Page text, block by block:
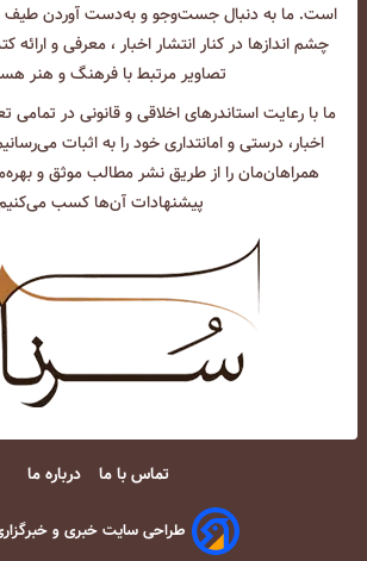
است. ما به دنبال جست‌و‌جو و به‌دست آوردن طیف
چشم انداز‌ها در کنار انتشار اخبار ، معرفی و
تصاویر مرتبط با فرهنگ و هنر
ما با رعایت استاندرهای اخلاقی و قانونی در تمامی
اخبار، درستی و امانتداری خود را به اثبات
همراهان‌مان را از طریق نشر مطالب موثق و
پیشنهادات آن‌ها کسب
تماس با ما درباره ما
طراحی سایت خبری و